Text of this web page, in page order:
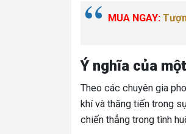
MUA NGAY:
Ý nghĩa của
Theo các chuyên gia
khí và thăng tiến trong
chiến thẳng trong tình